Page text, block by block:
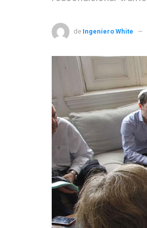
de Ingeniero White